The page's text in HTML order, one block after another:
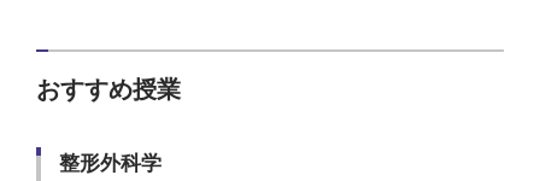
おすすめ授業
整形外科学